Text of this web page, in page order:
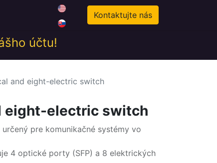
Novinky 0
Kontaktujte nás
účtu!
and eight-electric switch
eight-electric switch
pre komunikačné systémy vo
4 optické porty (SFP) a 8 elektrických